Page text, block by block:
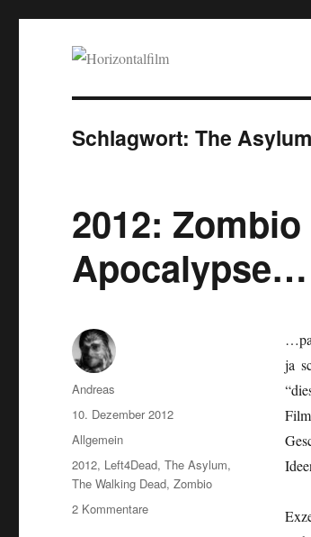
Schlagwort:The Asylum
2012:
Apocalypse…
ja
Autor
Andreas
Veröffentlicht
am
10. Dezember 2012
Kategorien
Allgemein
Schlagwörter
2012, Left4Dead,The Asylum,
The Walking Dead,Zombio
2 Kommentarezu